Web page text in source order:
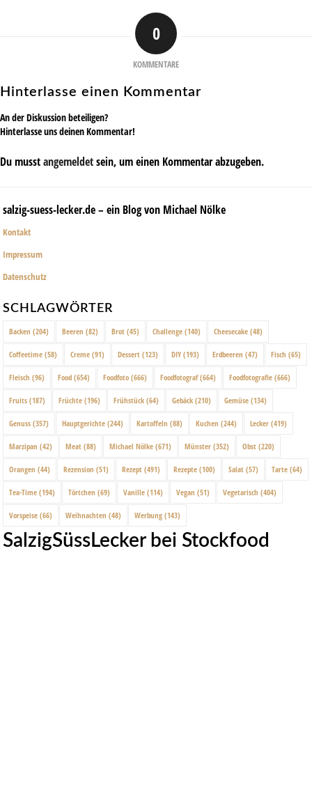
0
KOMMENTARE
Hinterlasse einen Kommentar
An der Diskussion beteiligen?
Hinterlasse uns deinen Kommentar!
Du musstangemeldetsein, um einen Kommentar abzugeben.
salzig-suess-lecker.de – ein Blog von Michael Nölke
Kontakt
Impressum
Datenschutz
SCHLAGWÖRTER
Backen (204) Beeren (82) Brot (45) Challenge (140) Cheesecake (48)
Coffeetime (58) Creme (91) Dessert (123) DIY (193) Erdbeeren (47) Fisch (65)
Fleisch (96) Food (654) Foodfoto (666) Foodfotograf(664) Foodfotografie (666)
Fruits (187) Früchte (196) Frühstück (64) Gebäck (210) Gemüse (134)
Genuss (357) Hauptgerichte (244) Kartoffeln (88) Kuchen (244) Lecker (419)
Marzipan (42) Meat (88) Michael Nölke (671) Münster (352) Obst (220)
Orangen (44) Rezension (51) Rezept (491) Rezepte (100) Salat (57) Tarte (64)
Tea-Time (194) Törtchen (69) Vanille (114) Vegan (51) Vegetarisch (404)
Vorspeise (66) Weihnachten (48) Werbung (143)
SalzigSüssLecker bei Stockfood